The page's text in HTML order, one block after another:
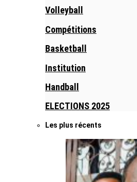
Volleyball
Compétitions
Basketball
Institution
Handball
ELECTIONS 2025
Les plus récents